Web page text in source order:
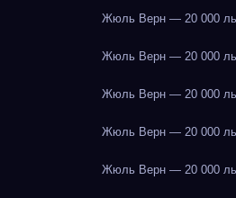
Жюль Верн — 20 000
Жюль Верн — 20 000
Жюль Верн — 20 000
Жюль Верн — 20 000
Жюль Верн — 20 000